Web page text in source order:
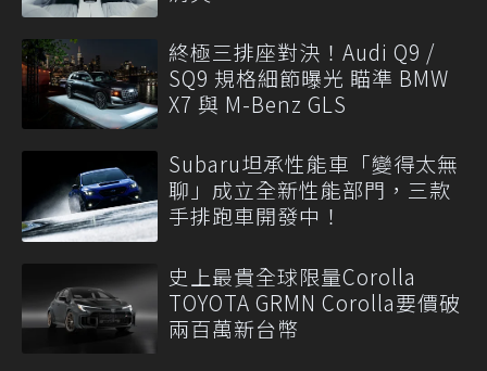
終極三排座對決！Audi Q9 /
SQ9 規格細節曝光 瞄準 BMW
X7 與 M-Benz GLS
Subaru坦承性能車「變得太無
聊」成立全新性能部門，三款
手排跑車開發中！
史上最貴全球限量Corolla
TOYOTA GRMN Corolla要價破
兩百萬新台幣